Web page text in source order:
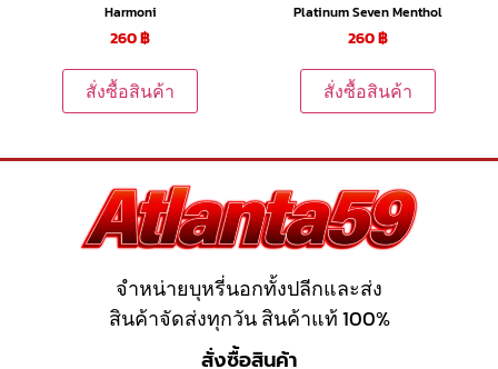
Harmoni
260฿
สั่งซื้อสินค้า
Platinum Seven Menthol
260฿
สั่งซื้อสินค้า
จำหน่ายบุหรี่นอกทั้งปลีกและส่ง
สินค้าจัดส่งทุกวัน สินค้าแท้ 100%
สั่งซื้อสินค้า